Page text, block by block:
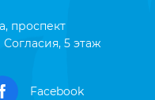
проспект
5 этаж
Facebook